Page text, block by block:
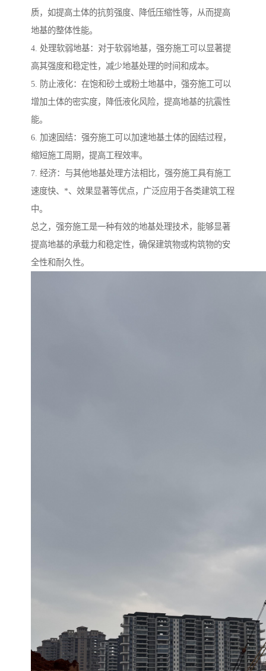
质，如提高土体的抗剪强度、降低压缩性等，从而提高
地基的整体性能。
4. 处理软弱地基：对于软弱地基，强夯施工可以显著提
高其强度和稳定性，减少地基处理的时间和成本。
5. 防止液化：在饱和砂土或粉土地基中，强夯施工可以
增加土体的密实度，降低液化风险，提高地基的抗震性
能。
6. 加速固结：强夯施工可以加速地基土体的固结过程，
缩短施工周期，提高工程效率。
7. 经济：与其他地基处理方法相比，强夯施工具有施工
速度快、*、效果显著等优点，广泛应用于各类建筑工程
中。
总之，强夯施工是一种有效的地基处理技术，能够显著
提高地基的承载力和稳定性，确保建筑物或构筑物的安
全性和耐久性。